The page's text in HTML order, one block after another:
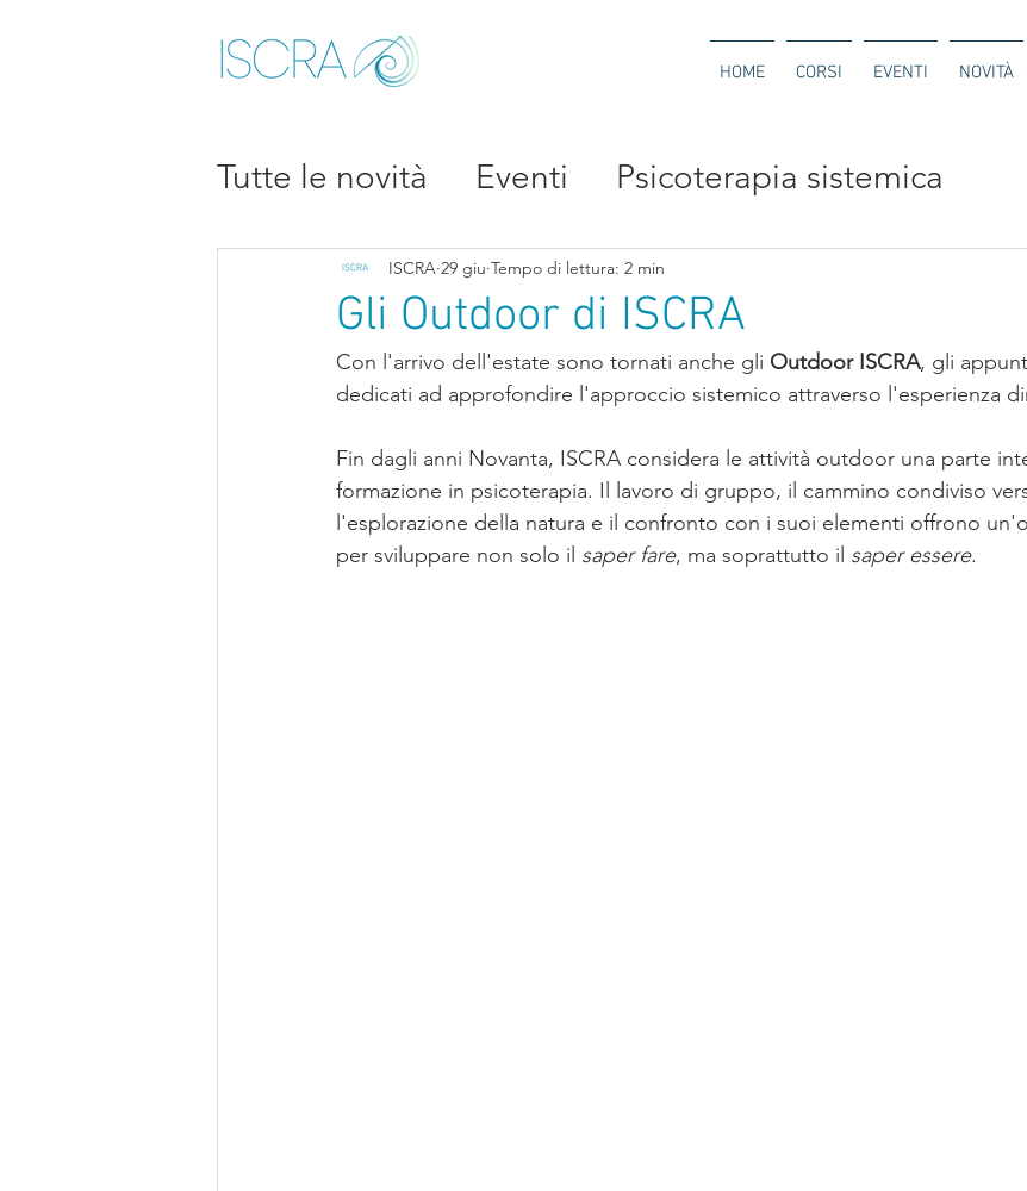
HOME CORSI EVENTI NOVITÀ
Tutte le novità Eventi Psicoterapia sistemica
Mediazione familiare
Gli Outdoor di ISCRA
ISCRA 29 giu Tempo di lettura: 2 min
Con l'arrivo dell'estate sono tornati anche gli Outdoor ISCRA, gli
dedicati ad approfondire l'approccio sistemico attraverso l'esperienza
Fin dagli anni Novanta, ISCRA considera le attività outdoor una parte
formazione in psicoterapia. Il lavoro di gruppo, il cammino condiviso
l'esplorazione della natura e il confronto con i suoi elementi offrono
per sviluppare non solo il saper fare, ma soprattutto il saper essere.